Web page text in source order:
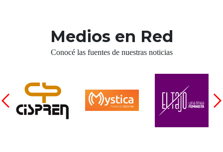
Medios en Red
Conocé las fuentes de nuestras noticias